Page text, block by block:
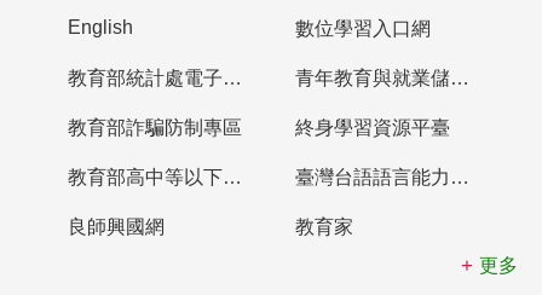
English 數位學習入口網
教育部統計處電子書櫃 青年教育與就業儲蓄帳戶
教育部詐騙防制專區 終身學習資源平臺
教育部高中等以下學校及幼兒園教師資格檢定考試 臺灣台語語言能力認證網站
良師興國網
教育家
更多